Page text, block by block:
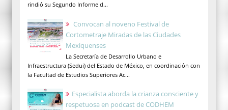
rindió su Segundo Informe d...
Convocan al noveno Festival de
Cortometraje Miradas de las Ciudades
Mexiquenses
La Secretaría de Desarrollo Urbano e
Infraestructura (Sedui) del Estado de México, en coordinación con
la Facultad de Estudios Superiores Ac...
Especialista aborda la crianza consciente y
respetuosa en podcast de CODHEM